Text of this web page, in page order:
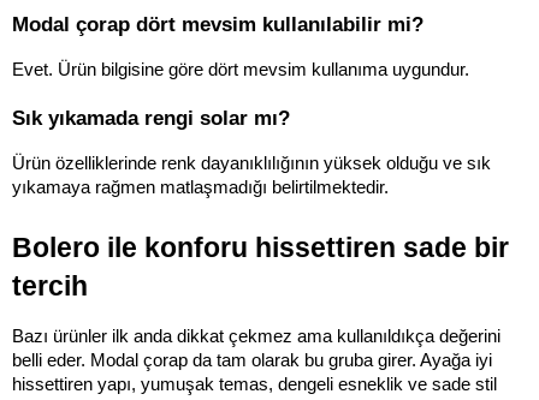
Modal çorap dört mevsim kullanılabilir mi?
Evet. Ürün bilgisine göre dört mevsim kullanıma uygundur.
Sık yıkamada rengi solar mı?
Ürün özelliklerinde renk dayanıklılığının yüksek olduğu ve sık
yıkamaya rağmen matlaşmadığı belirtilmektedir.
Bolero ile konforu hissettiren sade bir
tercih
Bazı ürünler ilk anda dikkat çekmez ama kullanıldıkça değerini
belli eder. Modal çorap da tam olarak bu gruba girer. Ayağa iyi
hissettiren yapı, yumuşak temas, dengeli esneklik ve sade stil